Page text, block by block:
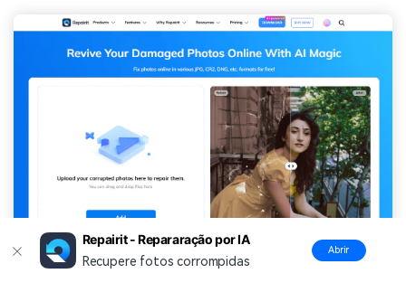
Repairit - Repararação por IA
Recupere fotos corrompidas
Abrir